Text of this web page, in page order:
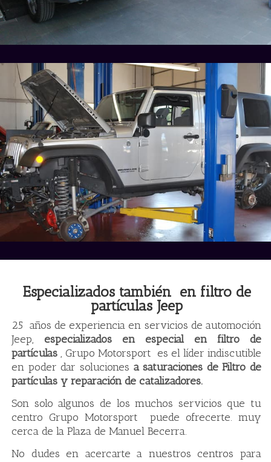
Especializados también en filtro de
partículas Jeep
25 años de experiencia en servicios de automoción
Jeep, especializados en especial en filtro de
partículas , Grupo Motorsport es el líder indiscutible
en poder dar soluciones a saturaciones de Filtro de
partículas y reparación de catalizadores.
Son solo algunos de los muchos servicios que tu
centro Grupo Motorsport puede ofrecerte. muy
cerca de la Plaza de Manuel Becerra.
No dudes en acercarte a nuestros centros para